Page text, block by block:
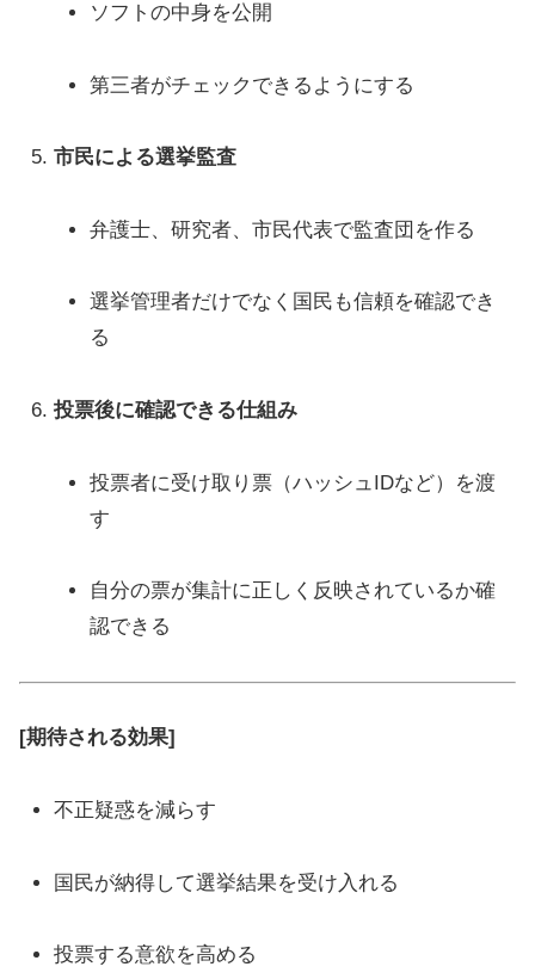
ソフトの中身を公開
第三者がチェックできるようにする
市民による選挙監査
弁護士、研究者、市民代表で監査団を作る
選挙管理者だけでなく国民も信頼を確認でき
る
投票後に確認できる仕組み
投票者に受け取り票（ハッシュIDなど）を渡
す
自分の票が集計に正しく反映されているか確
認できる
[期待される効果]
不正疑惑を減らす
国民が納得して選挙結果を受け入れる
投票する意欲を高める